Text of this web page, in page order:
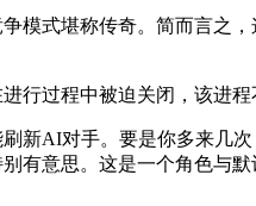
模式堪称传奇。简而言之
行过程中被迫关闭，该进
新AI对手。要是你多来几
有意思。这是一个角色与